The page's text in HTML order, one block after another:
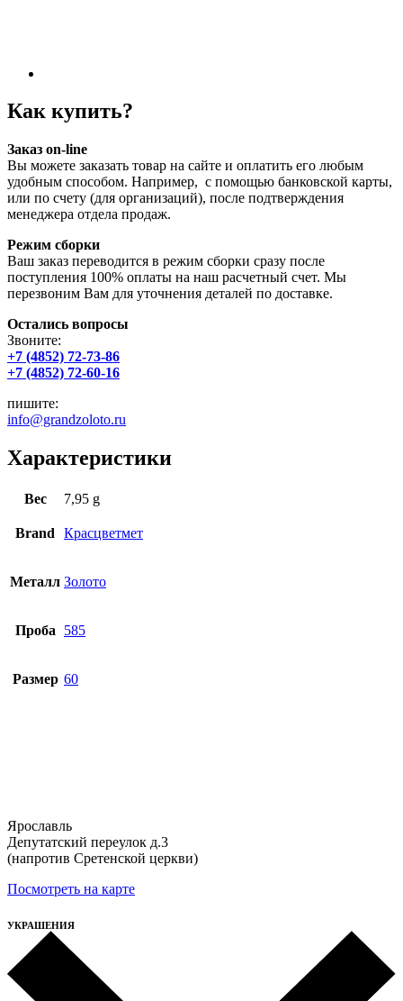
Как купить?
Заказ on-line
Вы можете заказать товар на сайте и оплатить его любым
удобным способом. Например, с помощью банковской карты,
или по счету (для организаций), после подтверждения
менеджера отдела продаж.
Режим сборки
Ваш заказ переводится в режим сборки сразу после
поступления 100% оплаты на наш расчетный счет. Мы
перезвоним Вам для уточнения деталей по доставке.
Остались вопросы
Звоните:
+7 (4852) 72-73-86
+7 (4852) 72-60-16
пишите:
info@grandzoloto.ru
Характеристики
Вес 7,95 g
Brand Красцветмет
Металл Золото
Проба 585
Размер 60
Ярославль
Депутатский переулок д.3
(напротив Сретенской церкви)
Посмотреть на карте
УКРАШЕНИЯ